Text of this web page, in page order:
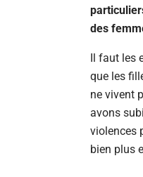
des
Il faut les
que les
ne vivent
avons
violences
bien plus